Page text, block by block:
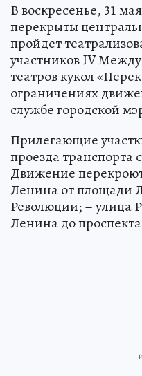
В воскресенье, 31
перекрыты
пройдет
участников IV
театров кукол
ограничениях
службе городской
Прилегающие
проезда транспорта
Движение
Ленина от площади
Революции; – улица
Ленина до